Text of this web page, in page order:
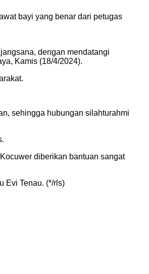
bayi yang benar dari petugas
dengan mendatangi
Kamis (18/4/2024).
sehingga hubungan silahturahmi
diberikan bantuan sangat
Evi Tenau. (*/rls)